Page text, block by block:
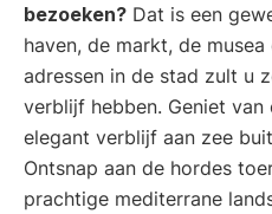
bezoeken? Dat is een
haven, de markt, de
adressen in de stad zult u
verblijf hebben. Geniet van
elegant verblijf aan zee
Ontsnap aan de hordes
prachtige mediterrane